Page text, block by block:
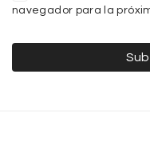
navegador para la